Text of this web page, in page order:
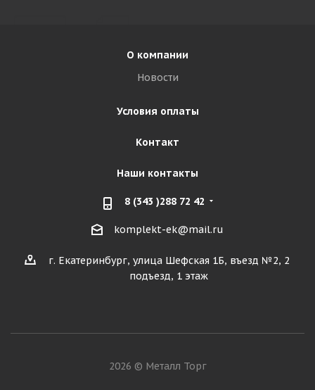
О компании
Новости
Условия оплаты
Контакт
Наши контакты
8 (343 )288 72 42
komplekt-ek@mail.ru
г. Екатеринбург, улица Шефская 1Б, въезд №2, 2
подъезд, 1 этаж
2026 © Металл Торг